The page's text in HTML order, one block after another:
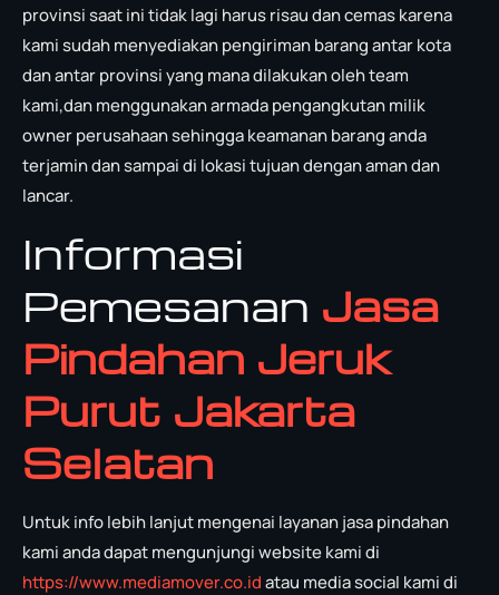
provinsi saat ini tidak lagi harus risau dan cemas karena
kami sudah menyediakan pengiriman barang antar kota
dan antar provinsi yang mana dilakukan oleh team
kami,dan menggunakan armada pengangkutan milik
owner perusahaan sehingga keamanan barang anda
terjamin dan sampai di lokasi tujuan dengan aman dan
lancar.
Informasi
Pemesanan Jasa
Pindahan Jeruk
Purut Jakarta
Selatan
Untuk info lebih lanjut mengenai layanan jasa pindahan
kami anda dapat mengunjungi website kami di
https://www.mediamover.co.idatau media social kami di